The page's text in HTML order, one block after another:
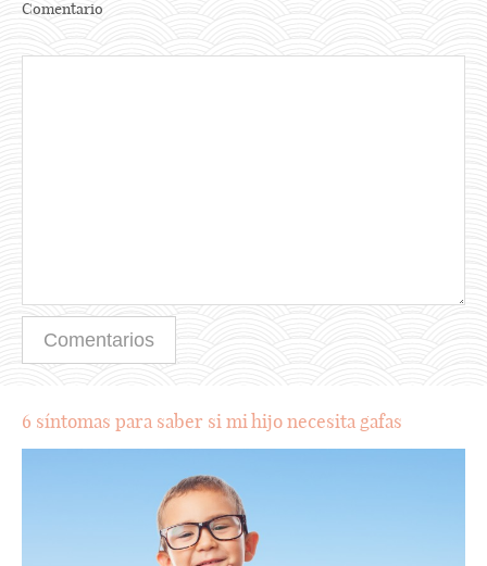
Comentario
6 síntomas para saber si mi hijo necesita gafas